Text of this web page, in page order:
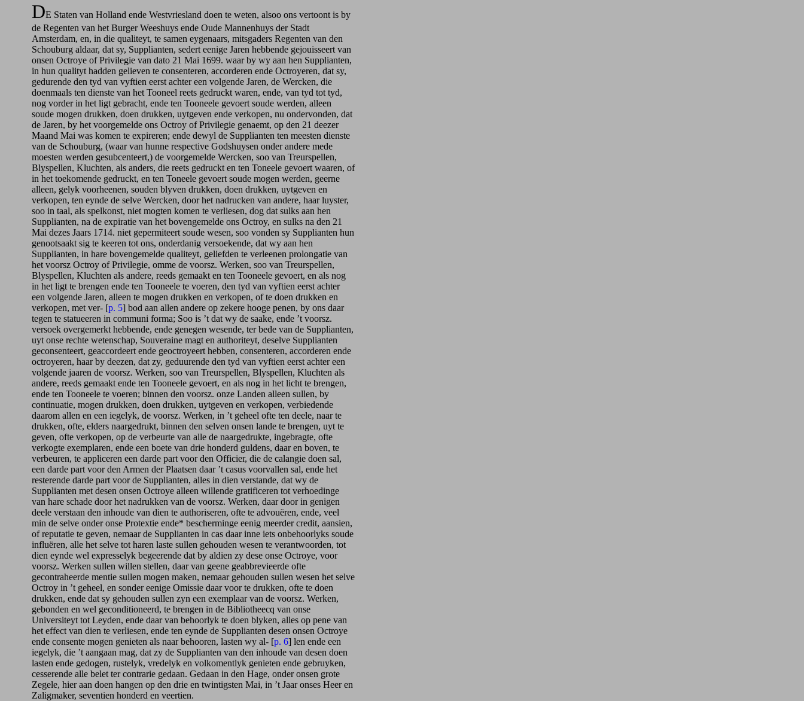
DE Staten van Holland ende Westvriesland doen te weten, alsoo ons vertoont is by
de Regenten van het Burger Weeshuys ende Oude Mannenhuys der Stadt
Amsterdam, en, in die qualiteyt, te samen eygenaars, mitsgaders Regenten van den
Schouburg aldaar, dat sy, Supplianten, sedert eenige Jaren hebbende gejouisseert van
onsen Octroye of Privilegie van dato 21 Mai 1699. waar by wy aan hen Supplianten,
in hun qualityt hadden gelieven te consenteren, accorderen ende Octroyeren, dat sy,
gedurende den tyd van vyftien eerst achter een volgende Jaren, de Wercken, die
doenmaals ten dienste van het Tooneel reets gedruckt waren, ende, van tyd tot tyd,
nog vorder in het ligt gebracht, ende ten Tooneele gevoert soude werden, alleen
soude mogen drukken, doen drukken, uytgeven ende verkopen, nu ondervonden, dat
de Jaren, by het voorgemelde ons Octroy of Privilegie genaemt, op den 21 deezer
Maand Mai was komen te expireren; ende dewyl de Supplianten ten meesten dienste
van de Schouburg, (waar van hunne respective Godshuysen onder andere mede
moesten werden gesubcenteert,) de voorgemelde Wercken, soo van Treurspellen,
Blyspellen, Kluchten, als anders, die reets gedruckt en ten Toneele gevoert waaren, of
in het toekomende gedruckt, en ten Toneele gevoert soude mogen werden, geerne
alleen, gelyk voorheenen, souden blyven drukken, doen drukken, uytgeven en
verkopen, ten eynde de selve Wercken, door het nadrucken van andere, haar luyster,
soo in taal, als spelkonst, niet mogten komen te verliesen, dog dat sulks aan hen
Supplianten, na de expiratie van het bovengemelde ons Octroy, en sulks na den 21
Mai dezes Jaars 1714. niet gepermiteert soude wesen, soo vonden sy Supplianten hun
genootsaakt sig te keeren tot ons, onderdanig versoekende, dat wy aan hen
Supplianten, in hare bovengemelde qualiteyt, geliefden te verleenen prolongatie van
het voorsz Octroy of Privilegie, omme de voorsz. Werken, soo van Treurspellen,
Blyspellen, Kluchten als andere, reeds gemaakt en ten Tooneele gevoert, en als nog
in het ligt te brengen ende ten Tooneele te voeren, den tyd van vyftien eerst achter
een volgende Jaren, alleen te mogen drukken en verkopen, of te doen drukken en
verkopen, met ver- [p. 5] bod aan allen andere op zekere hooge penen, by ons daar
tegen te statueeren in communi forma; Soo is ’t dat wy de saake, ende ’t voorsz.
versoek overgemerkt hebbende, ende genegen wesende, ter bede van de Supplianten,
uyt onse rechte wetenschap, Souveraine magt en authoriteyt, deselve Supplianten
geconsenteert, geaccordeert ende geoctroyeert hebben, consenteren, accorderen ende
octroyeren, haar by deezen, dat zy, geduurende den tyd van vyftien eerst achter een
volgende jaaren de voorsz. Werken, soo van Treurspellen, Blyspellen, Kluchten als
andere, reeds gemaakt ende ten Tooneele gevoert, en als nog in het licht te brengen,
ende ten Tooneele te voeren; binnen den voorsz. onze Landen alleen sullen, by
continuatie, mogen drukken, doen drukken, uytgeven en verkopen, verbiedende
daarom allen en een iegelyk, de voorsz. Werken, in ’t geheel ofte ten deele, naar te
drukken, ofte, elders naargedrukt, binnen den selven onsen lande te brengen, uyt te
geven, ofte verkopen, op de verbeurte van alle de naargedrukte, ingebragte, ofte
verkogte exemplaren, ende een boete van drie honderd guldens, daar en boven, te
verbeuren, te appliceren een darde part voor den Officier, die de calangie doen sal,
een darde part voor den Armen der Plaatsen daar ’t casus voorvallen sal, ende het
resterende darde part voor de Supplianten, alles in dien verstande, dat wy de
Supplianten met desen onsen Octroye alleen willende gratificeren tot verhoedinge
van hare schade door het nadrukken van de voorsz. Werken, daar door in genigen
deele verstaan den inhoude van dien te authoriseren, ofte te advouëren, ende, veel
min de selve onder onse Protextie ende* bescherminge eenig meerder credit, aansien,
of reputatie te geven, nemaar de Supplianten in cas daar inne iets onbehoorlyks soude
influëren, alle het selve tot haren laste sullen gehouden wesen te verantwoorden, tot
dien eynde wel expresselyk begeerende dat by aldien zy dese onse Octroye, voor
voorsz. Werken sullen willen stellen, daar van geene geabbrevieerde ofte
gecontraheerde mentie sullen mogen maken, nemaar gehouden sullen wesen het selve
Octroy in ’t geheel, en sonder eenige Omissie daar voor te drukken, ofte te doen
drukken, ende dat sy gehouden sullen zyn een exemplaar van de voorsz. Werken,
gebonden en wel geconditioneerd, te brengen in de Bibliotheecq van onse
Universiteyt tot Leyden, ende daar van behoorlyk te doen blyken, alles op pene van
het effect van dien te verliesen, ende ten eynde de Supplianten desen onsen Octroye
ende consente mogen genieten als naar behooren, lasten wy al- [p. 6] len ende een
iegelyk, die ’t aangaan mag, dat zy de Supplianten van den inhoude van desen doen
lasten ende gedogen, rustelyk, vredelyk en volkomentlyk genieten ende gebruyken,
cesserende alle belet ter contrarie gedaan. Gedaan in den Hage, onder onsen grote
Zegele, hier aan doen hangen op den drie en twintigsten Mai, in ’t Jaar onses Heer en
Zaligmaker, seventien honderd en veertien.